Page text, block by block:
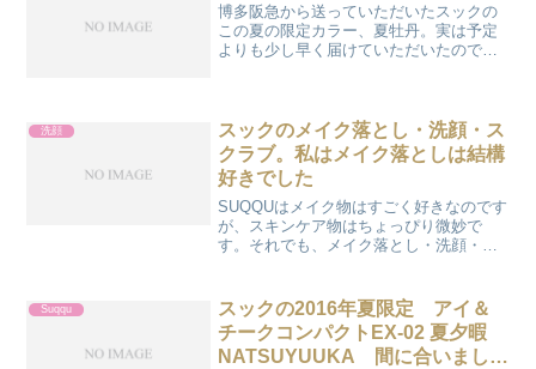
博多阪急から送っていただいたスックの
この夏の限定カラー、夏牡丹。実は予定
よりも少し早く届けていただいたので
洗顔
スックのメイク落とし・洗顔・ス
クラブ。私はメイク落としは結構
好きでした
SUQQUはメイク物はすごく好きなのです
が、スキンケア物はちょっぴり微妙で
す。それでも、メイク落とし・洗顔・ス
2016年にあったリニュ前の物もいくつか
サンプル・ミニサイズ...
Suqqu
スックの2016年夏限定 アイ＆
チークコンパクトEX-02 夏夕暇
NATSUYUUKA 間に合いまし